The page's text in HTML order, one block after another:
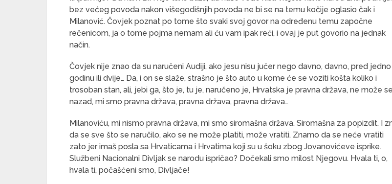
bez većeg povoda nakon višegodišnjih povoda ne bi se na temu kočije oglasio čak i
Milanović. Čovjek poznat po tome što svaki svoj govor na određenu temu započne
rečenicom, ja o tome pojma nemam ali ću vam ipak reći, i ovaj je put govorio na jednak
način.
Čovjek nije znao da su naručeni Audiji, ako jesu nisu jučer nego davno, davno, pred jedno
godinu ili dvije… Da, i on se slaže, strašno je što auto u kome će se voziti košta koliko i
trosoban stan, ali, jebi ga, što je, tu je, naručeno je, Hrvatska je pravna država, ne može se
nazad, mi smo pravna država, pravna država, pravna država…
Milanoviću, mi nismo pravna država, mi smo siromašna država. Siromašna za popizdit. I
da se sve što se naručilo, ako se ne može platiti, može vratiti. Znamo da se neće vratiti
zato jer imaš posla sa Hrvaticama i Hrvatima koji su u šoku zbog Jovanovićeve isprike.
Službeni Nacionalni Divljak se narodu ispričao? Dočekali smo milost Njegovu. Hvala ti, o,
hvala ti, počašćeni smo, Divljače!